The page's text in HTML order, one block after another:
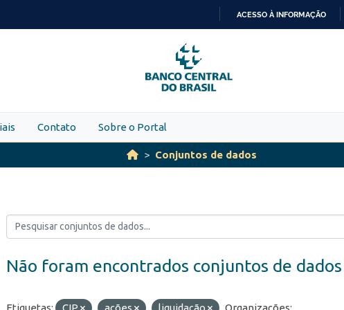
PARA
O
CONTEÚDO
ACESSO À INFORMAÇÃO
Contato Sobre o Portal
Conjuntos de dados
Não foram encontrados conjuntos de dados
Etiquetas: CIP ações liquidação Organizações: